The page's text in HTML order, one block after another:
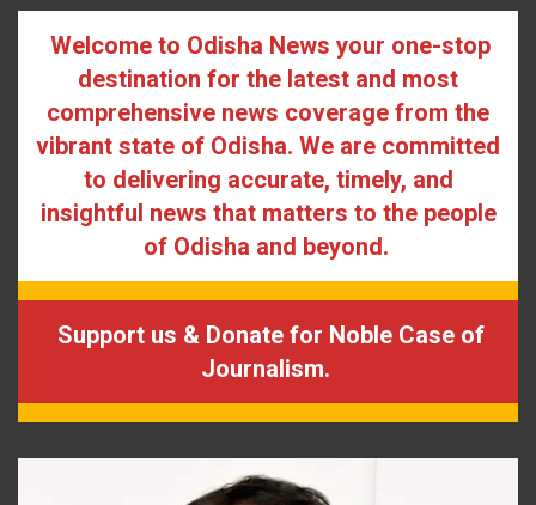
Welcome to Odisha News your one-stop
destination for the latest and most
comprehensive news coverage from the
vibrant state of Odisha. We are committed
to delivering accurate, timely, and
insightful news that matters to the people
of Odisha and beyond.
Support us & Donate for Noble Case of
Journalism.